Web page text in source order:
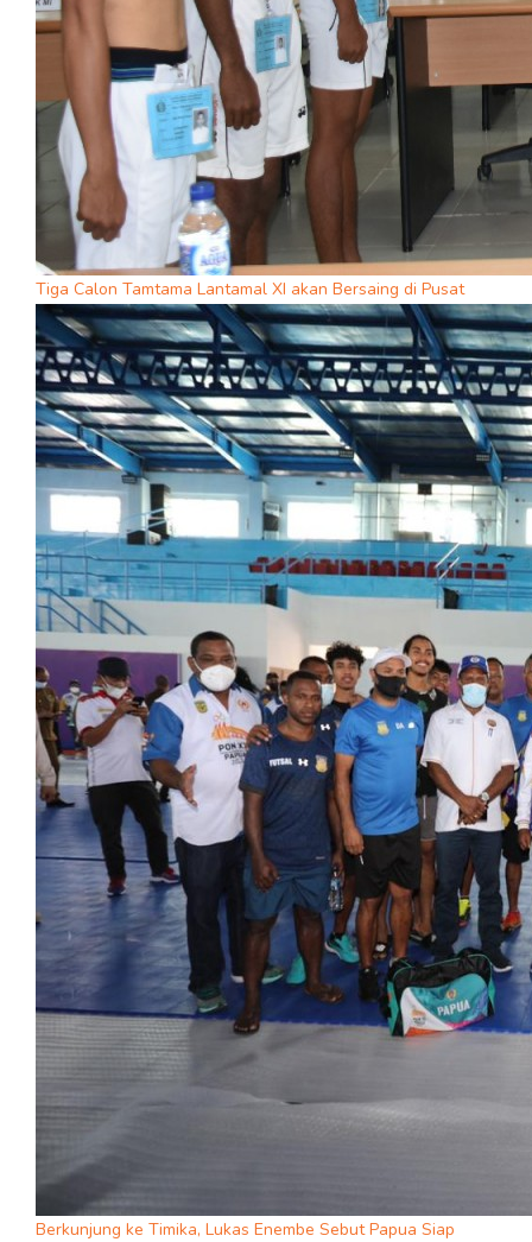
Tiga Calon Tamtama Lantamal XI akan Bersaing di Pusat
Berkunjung ke Timika, Lukas Enembe Sebut Papua Siap